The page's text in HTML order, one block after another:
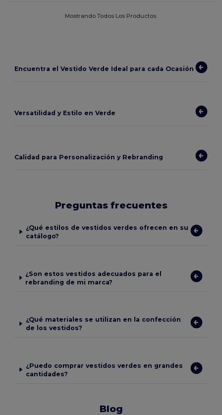
Mostrando Todos Los Productos.
Encuentra el Vestido Verde Ideal para cada Ocasión
Versatilidad y Estilo en Verde
Calidad para Personalización y Rebranding
Preguntas frecuentes
¿Qué estilos de vestidos verdes ofrecen en su
catálogo?
¿Son estos vestidos adecuados para el
rebranding de mi marca?
¿Qué materiales se utilizan en la confección
de los vestidos?
¿Puedo comprar vestidos verdes en grandes
cantidades?
Blog